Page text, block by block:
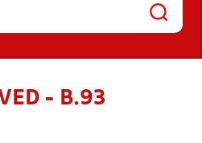
- B.93